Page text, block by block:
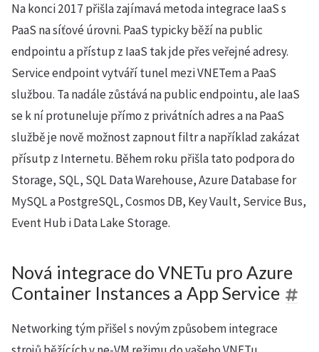
Na konci 2017 přišla zajímavá metoda integrace IaaS s
PaaS na síťové úrovni. PaaS typicky běží na public
endpointu a přístup z IaaS tak jde přes veřejné adresy.
Service endpoint vytváří tunel mezi VNETem a PaaS
službou. Ta nadále zůstává na public endpointu, ale IaaS
se k ní protuneluje přímo z privátních adres a na PaaS
službě je nově možnost zapnout filtr a například zakázat
přísutp z Internetu. Během roku přišla tato podpora do
Storage, SQL, SQL Data Warehouse, Azure Database for
MySQL a PostgreSQL, Cosmos DB, Key Vault, Service Bus,
Event Hub i Data Lake Storage.
Nová integrace do VNETu pro Azure
Container Instances a App Service
Networking tým přišel s novým způsobem integrace